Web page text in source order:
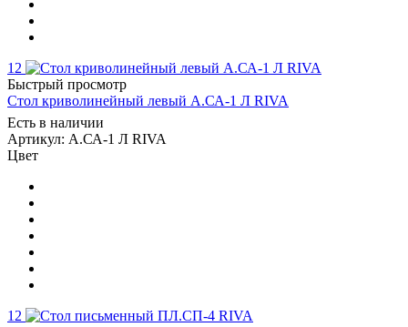
12
Быстрый просмотр
Стол криволинейный левый А.СА-1 Л RIVA
Есть в наличии
Артикул: А.СА-1 Л RIVA
Цвет
12